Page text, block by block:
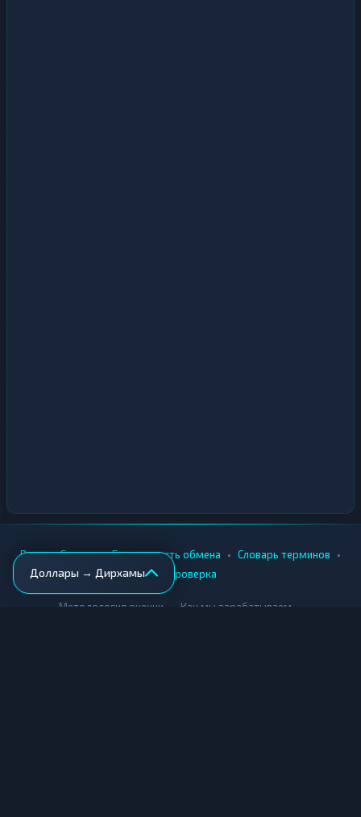
Доллары → Дирхамы
Вики • Города • Безопасность обмена • Словарь терминов •
AML-проверка
Методология оценки Как мы зарабатываем